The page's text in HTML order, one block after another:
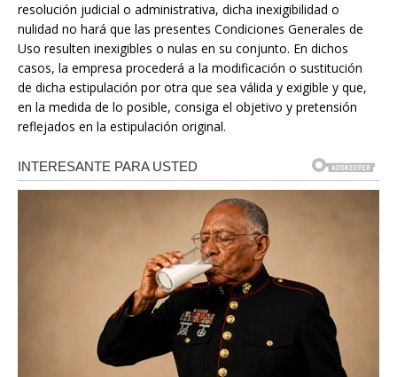
resolución judicial o administrativa, dicha inexigibilidad o
nulidad no hará que las presentes Condiciones Generales de
Uso resulten inexigibles o nulas en su conjunto. En dichos
casos, la empresa procederá a la modificación o sustitución
de dicha estipulación por otra que sea válida y exigible y que,
en la medida de lo posible, consiga el objetivo y pretensión
reflejados en la estipulación original.